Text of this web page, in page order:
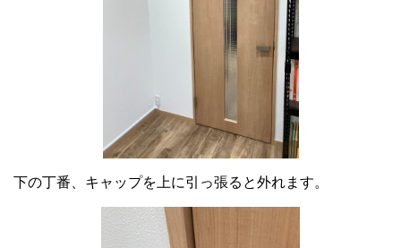
下の丁番、キャップを上に引っ張ると外れます。